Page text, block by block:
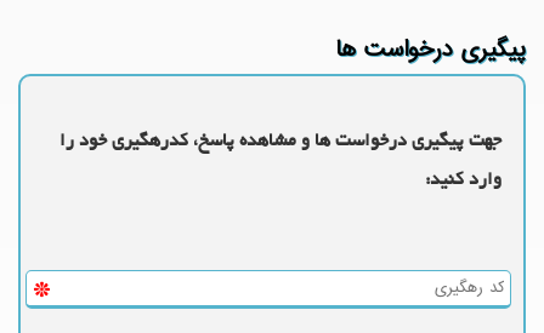
پیگیری درخواست ها
جهت پیگیری درخواست ها و مشاهده پاسخ، کدرهگیری خود را
وارد کنید: